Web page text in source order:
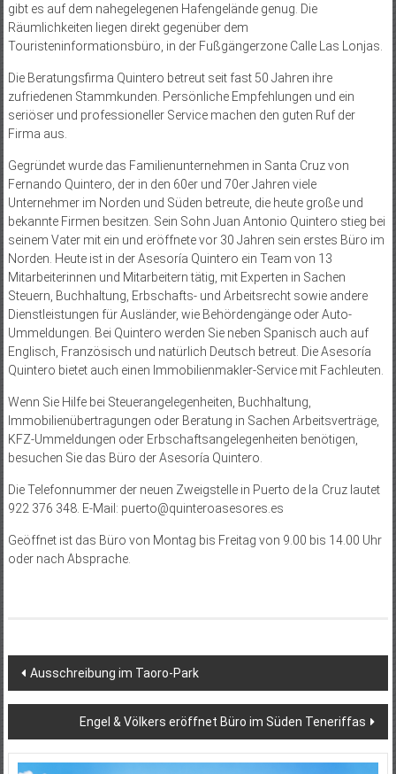
gibt es auf dem nahegelegenen Hafengelände genug. Die
Räumlichkeiten liegen direkt gegenüber dem
Touristeninformationsbüro, in der Fußgängerzone Calle Las Lonjas.
Die Beratungsfirma Quintero betreut seit fast 50 Jahren ihre
zufriedenen Stammkunden. Persönliche Empfehlungen und ein
seriöser und professioneller Service machen den guten Ruf der
Firma aus.
Gegründet wurde das Familienunternehmen in Santa Cruz von
Fernando Quintero, der in den 60er und 70er Jahren viele
Unternehmer im Norden und Süden betreute, die heute große und
bekannte Firmen besitzen. Sein Sohn Juan Antonio Quintero stieg bei
seinem Vater mit ein und eröffnete vor 30 Jahren sein erstes Büro im
Norden. Heute ist in der Asesoría Quintero ein Team von 13
Mitarbeiterinnen und Mitarbeitern tätig, mit Experten in Sachen
Steuern, Buchhaltung, Erbschafts- und Arbeitsrecht sowie andere
Dienstleistungen für Ausländer, wie Behördengänge oder Auto-
Ummeldungen. Bei Quintero werden Sie neben Spanisch auch auf
Englisch, Französisch und natürlich Deutsch betreut. Die Asesoría
Quintero bietet auch einen Immobilienmakler-Service mit Fachleuten.
Wenn Sie Hilfe bei Steuerangelegenheiten, Buchhaltung,
Immobilienübertragungen oder Beratung in Sachen Arbeitsverträge,
KFZ-Ummeldungen oder Erbschaftsangelegenheiten benötigen,
besuchen Sie das Büro der Asesoría Quintero.
Die Telefonnummer der neuen Zweigstelle in Puerto de la Cruz lautet
922 376 348. E-Mail: puerto@quinteroasesores.es
Geöffnet ist das Büro von Montag bis Freitag von 9.00 bis 14.00 Uhr
oder nach Absprache.
Beitragsnavigation
Ausschreibung im Taoro-Park
Engel & Völkers eröffnet Büro im Süden Teneriffas